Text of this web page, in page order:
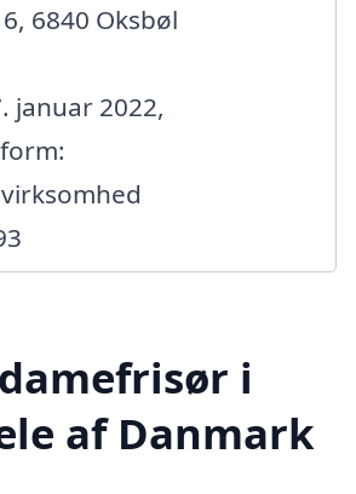
6840 Oksbøl
januar 2022,
i
af Danmark